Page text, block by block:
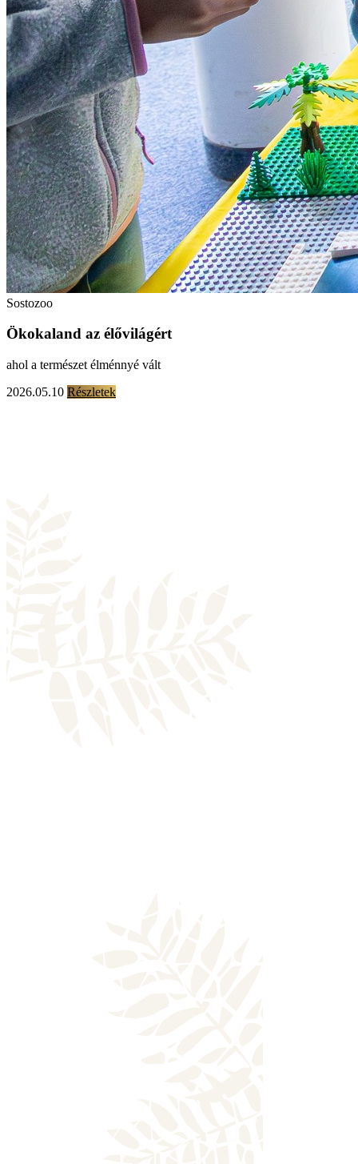
Sostozoo
Ökokaland az élővilágért
ahol a természet élménnyé vált
2026.05.10 Részletek